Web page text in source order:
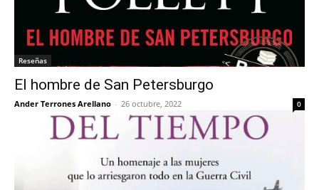
Reseñas
El hombre de San Petersburgo
Ander Terrones Arellano - 26 octubre, 2022 0